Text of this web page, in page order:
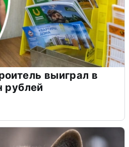
выиграл в
рублей